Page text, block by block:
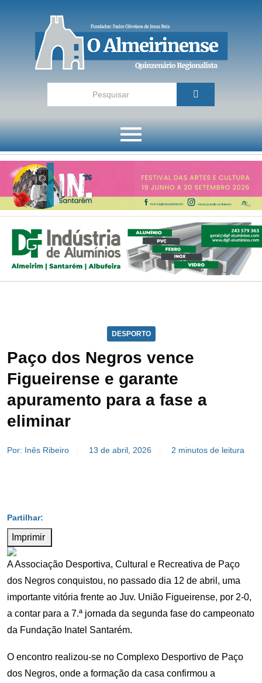
DESPORTO
Paço dos Negros vence
Figueirense e garante
apuramento para a fase a
eliminar
Por: Inês Ribeiro 13 de abril, 2026 2 minutos de leitura
Imprimir
A Associação Desportiva, Cultural e Recreativa de Paço
dos Negros conquistou, no passado dia 12 de abril, uma
importante vitória frente ao Juv. União Figueirense, por 2-0,
a contar para a 7.ª jornada da segunda fase do campeonato
da Fundação Inatel Santarém.
O encontro realizou-se no Complexo Desportivo de Paço
dos Negros, onde a formação da casa confirmou a